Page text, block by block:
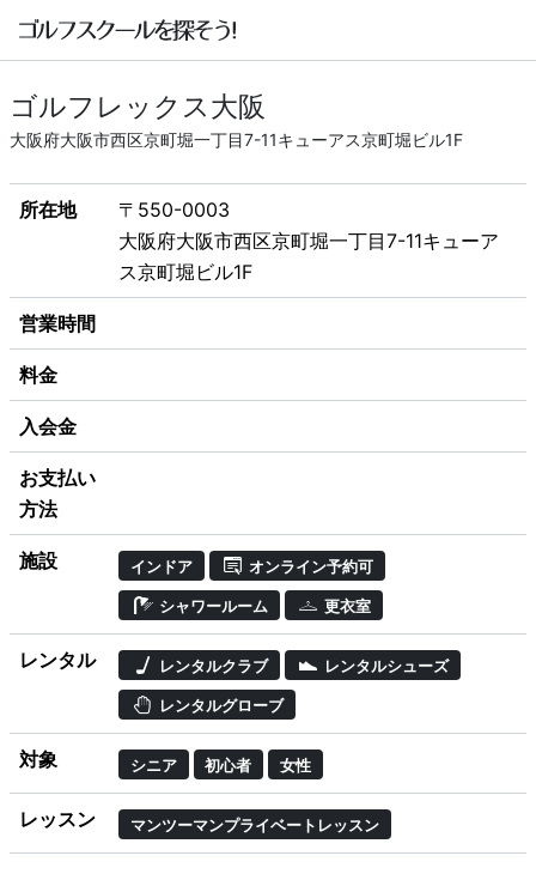
ゴルフレックス大阪
大阪府大阪市西区京町堀一丁目7-11キューアス京町堀ビル1F
所在地
〒550-0003
大阪府大阪市西区京町堀一丁目7-11キューア
ス京町堀ビル1F
営業時間
料金
入会金
お支払い
方法
施設 インドア オンライン予約可
シャワールーム 更衣室
レンタル レンタルクラブ レンタルシューズ
レンタルグローブ
対象 シニア 初心者 女性
レッスン マンツーマンプライベートレッスン